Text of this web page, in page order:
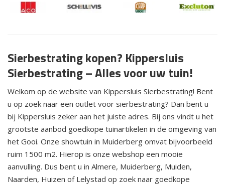
Sierbestrating kopen? Kippersluis
Sierbestrating – Alles voor uw tuin!
Welkom op de website van Kippersluis Sierbestrating! Bent
u op zoek naar een outlet voor sierbestrating? Dan bent u
bij Kippersluis zeker aan het juiste adres. Bij ons vindt u het
grootste aanbod goedkope tuinartikelen in de omgeving van
het Gooi. Onze showtuin in Muiderberg omvat bijvoorbeeld
ruim 1500 m2. Hierop is onze webshop een mooie
aanvulling. Dus bent u in Almere, Muiderberg, Muiden,
Naarden, Huizen of Lelystad op zoek naar goedkope